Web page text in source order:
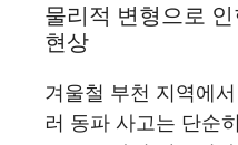
물리적 변형으로
현상
겨울철 부천 지역에
러 동파 사고는 단순